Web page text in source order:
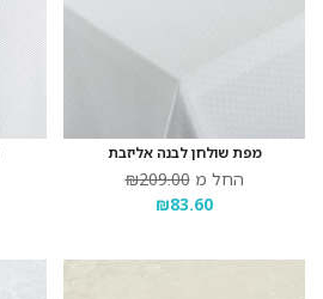
מפת שולחן לבנה אליזבת
החל מ ₪209.00
₪83.60